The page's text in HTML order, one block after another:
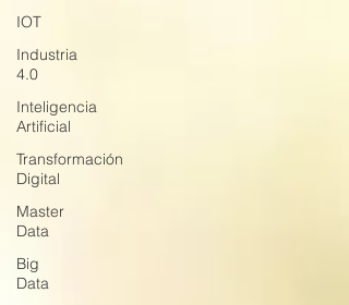
IOT
Industria
4.0
Inteligencia
Artificial
Transformación
Digital
Master
Data
Big
Data